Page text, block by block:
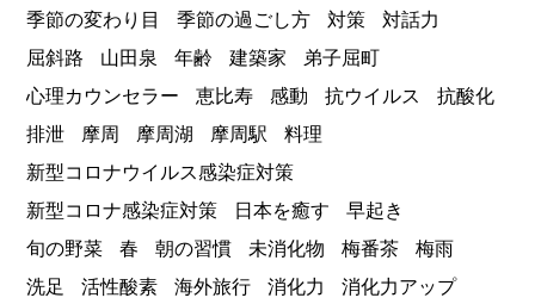
季節の変わり目
季節の過ごし方 対策
対話力
屈斜路
山田泉 年齢 建築家
弟子屈町
心理カウンセラー
恵比寿 感動 抗ウイルス
抗酸化
排泄
摩周 摩周湖 摩周駅
料理
新型コロナウイルス感染症対策
新型コロナ感染症対策
日本を癒す
早起き
旬の野菜
春 朝の習慣 未消化物 梅番茶
梅雨
洗足
活性酸素 海外旅行 消化力
消化力アップ